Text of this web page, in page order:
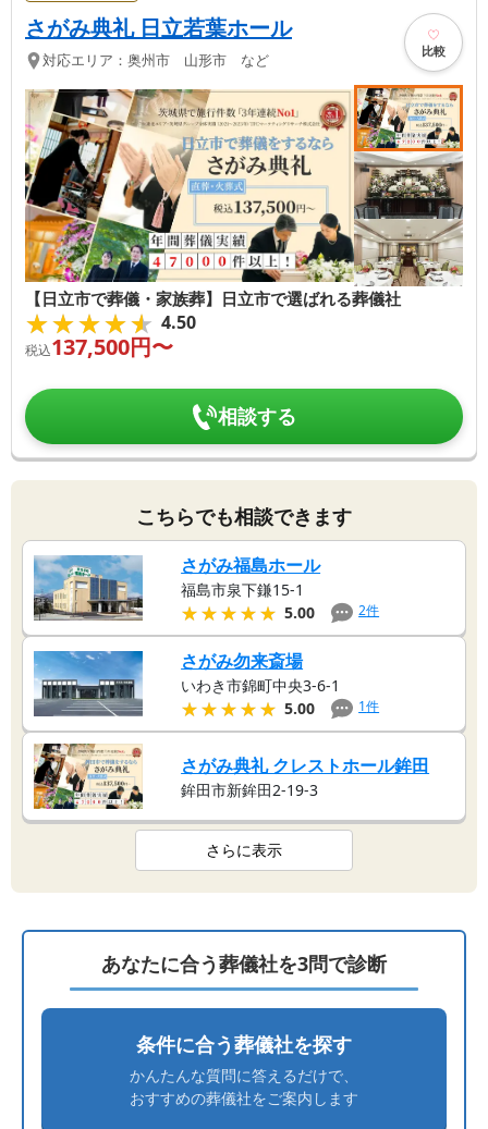
さがみ典礼 日立若葉ホール
対応エリア： 奥州市 山形市 など 比較
【日立市で葬儀・家族葬】日立市で選ばれる葬儀社
★★★★★
★★★★★ 4.50
税込137,500円〜
相談する
こちらでも相談できます
さがみ福島ホール
福島市泉下鎌15-1
★★★★★
★★★★★ 5.00 2件
さがみ勿来斎場
いわき市錦町中央3-6-1
★★★★★
★★★★★ 5.00 1件
さがみ典礼 クレストホール鉾田
鉾田市新鉾田2-19-3
さらに表示
あなたに合う葬儀社を3問で診断
条件に合う葬儀社を探す
かんたんな質問に答えるだけで、
おすすめの葬儀社をご案内します